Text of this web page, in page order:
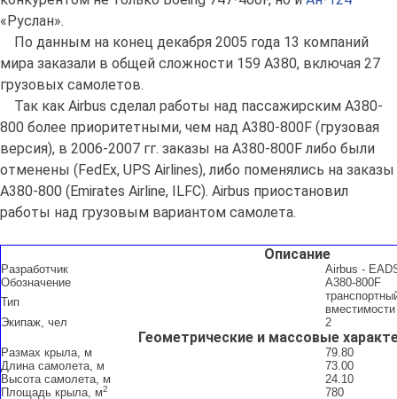
«Руслан».
По данным на конец декабря 2005 года 13 компаний
мира заказали в общей сложности 159 А380, включая 27
грузовых самолетов.
Так как Airbus сделал работы над пассажирским A380-
800 более приоритетными, чем над A380-800F (грузовая
версия), в 2006-2007 гг. заказы на A380-800F либо были
отменены (FedEx, UPS Airlines), либо поменялись на заказы
A380-800 (Emirates Airline, ILFC). Airbus приостановил
работы над грузовым вариантом самолета.
Описание
Разработчик
Airbus -
Обозначение
A380-800F
Тип
вместимости
Экипаж, чел
2
Геометрические и массовые
Размах крыла, м
79.80
Длина самолета, м
73.00
Высота самолета, м
24.10
Площадь крыла, м2
780